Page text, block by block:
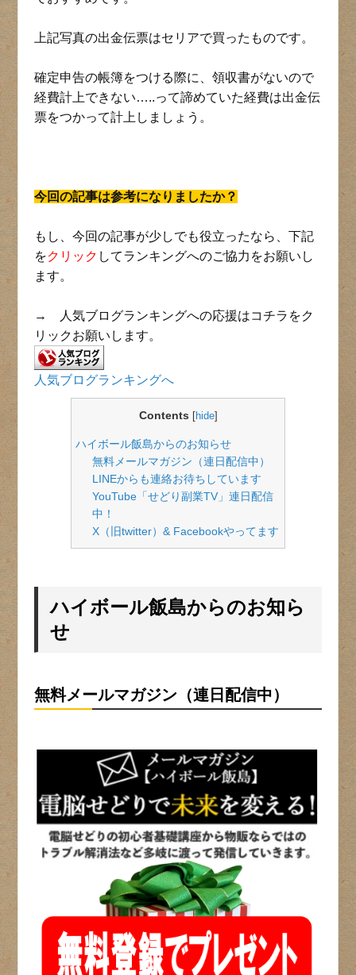
上記写真の出金伝票はセリアで買ったものです。
確定申告の帳簿をつける際に、領収書がないので
経費計上できない…..って諦めていた経費は出金伝
票をつかって計上しましょう。
今回の記事は参考になりましたか？
もし、今回の記事が少しでも役立ったなら、下記
をクリック してランキングへのご協力をお願いし
ます。
→ 人気ブログランキングへの応援はコチラをク
リックお願いします。
人気ブログランキングへ
Contents [hide]
ハイボール飯島からのお知らせ
無料メールマガジン（連日配信中）
LINEからも連絡お待ちしています
YouTube「せどり副業TV」連日配信
中！
X（旧twitter）& Facebookやってます
ハイボール飯島からのお知ら
せ
無料メールマガジン（連日配信中）